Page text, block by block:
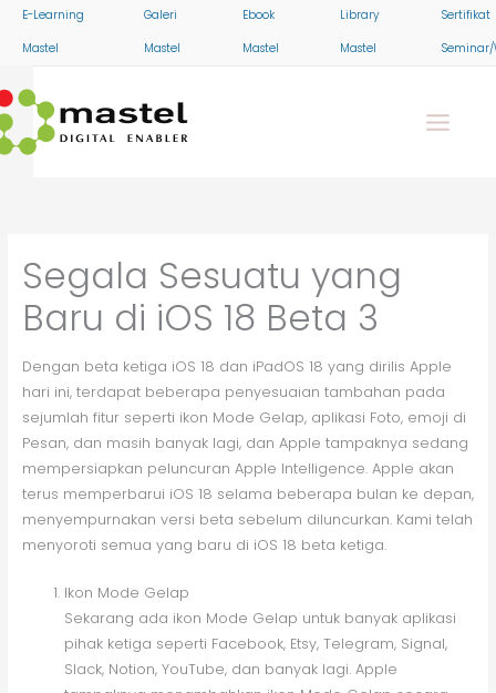
SkipE-Learning
Mastel
Galeri
Mastel
Ebook
Mastel
Library
Mastel
Sertifikat
Segala Sesuatu yang
Baru di iOS 18 Beta 3
Dengan beta ketiga iOS 18 dan iPadOS 18 yang dirilis Apple
hari ini, terdapat beberapa penyesuaian tambahan pada
sejumlah fitur seperti ikon Mode Gelap, aplikasi Foto, emoji di
Pesan, dan masih banyak lagi, dan Apple tampaknya sedang
mempersiapkan peluncuran Apple Intelligence. Apple akan
terus memperbarui iOS 18 selama beberapa bulan ke depan,
menyempurnakan versi beta sebelum diluncurkan. Kami telah
menyoroti semua yang baru di iOS 18 beta ketiga.
Ikon Mode Gelap
Sekarang ada ikon Mode Gelap untuk banyak aplikasi
pihak ketiga seperti Facebook, Etsy, Telegram, Signal,
Slack, Notion, YouTube, dan banyak lagi. Apple